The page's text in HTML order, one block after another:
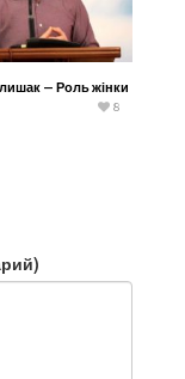
— Роль жінки
8